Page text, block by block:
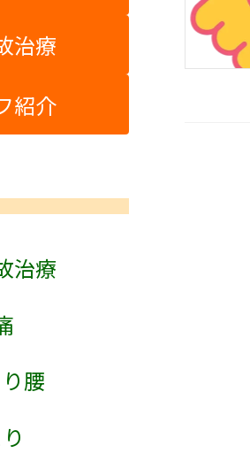
治療
紹介
治療
腰